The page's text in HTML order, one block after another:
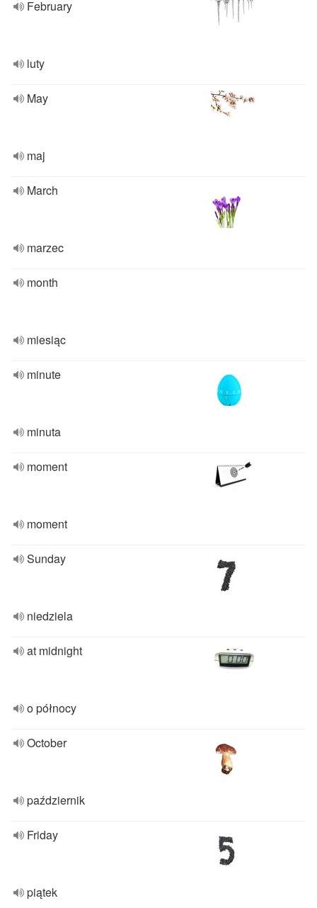
February
luty
May
maj
March
marzec
month
miesiąc
minute
minuta
moment
moment
Sunday
niedziela
at midnight
o północy
October
październik
Friday
piątek